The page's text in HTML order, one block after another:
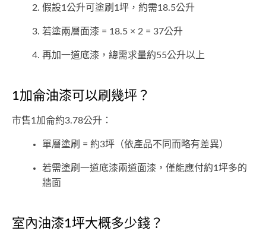
假設1公升可塗刷1坪，約需18.5公升
若塗兩層面漆 = 18.5 × 2 = 37公升
再加一道底漆，總需求量約55公升以上
1加侖油漆可以刷幾坪？
市售1加侖約3.78公升：
單層塗刷 = 約3坪（依產品不同而略有差異）
若需塗刷一道底漆兩道面漆，僅能應付約1坪多的
牆面
室內油漆1坪大概多少錢？